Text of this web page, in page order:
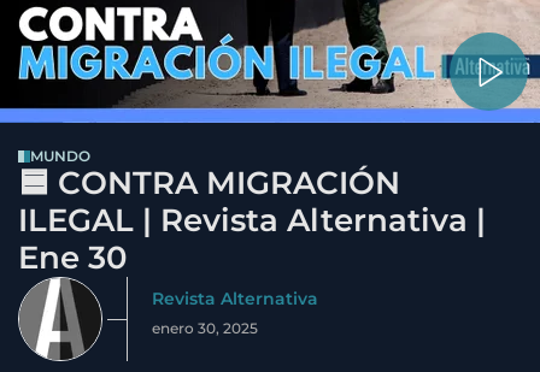
MUNDO
🟦 CONTRA MIGRACIÓN
ILEGAL | Revista Alternativa |
Ene 30
Revista Alternativa
enero 30, 2025